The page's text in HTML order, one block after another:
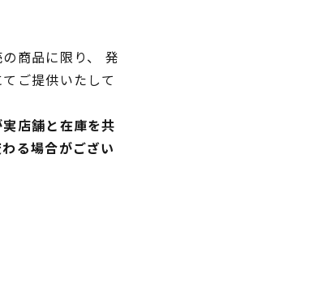
商品に限り、 発
ご提供いたして
店舗と在庫を共
る場合がござい